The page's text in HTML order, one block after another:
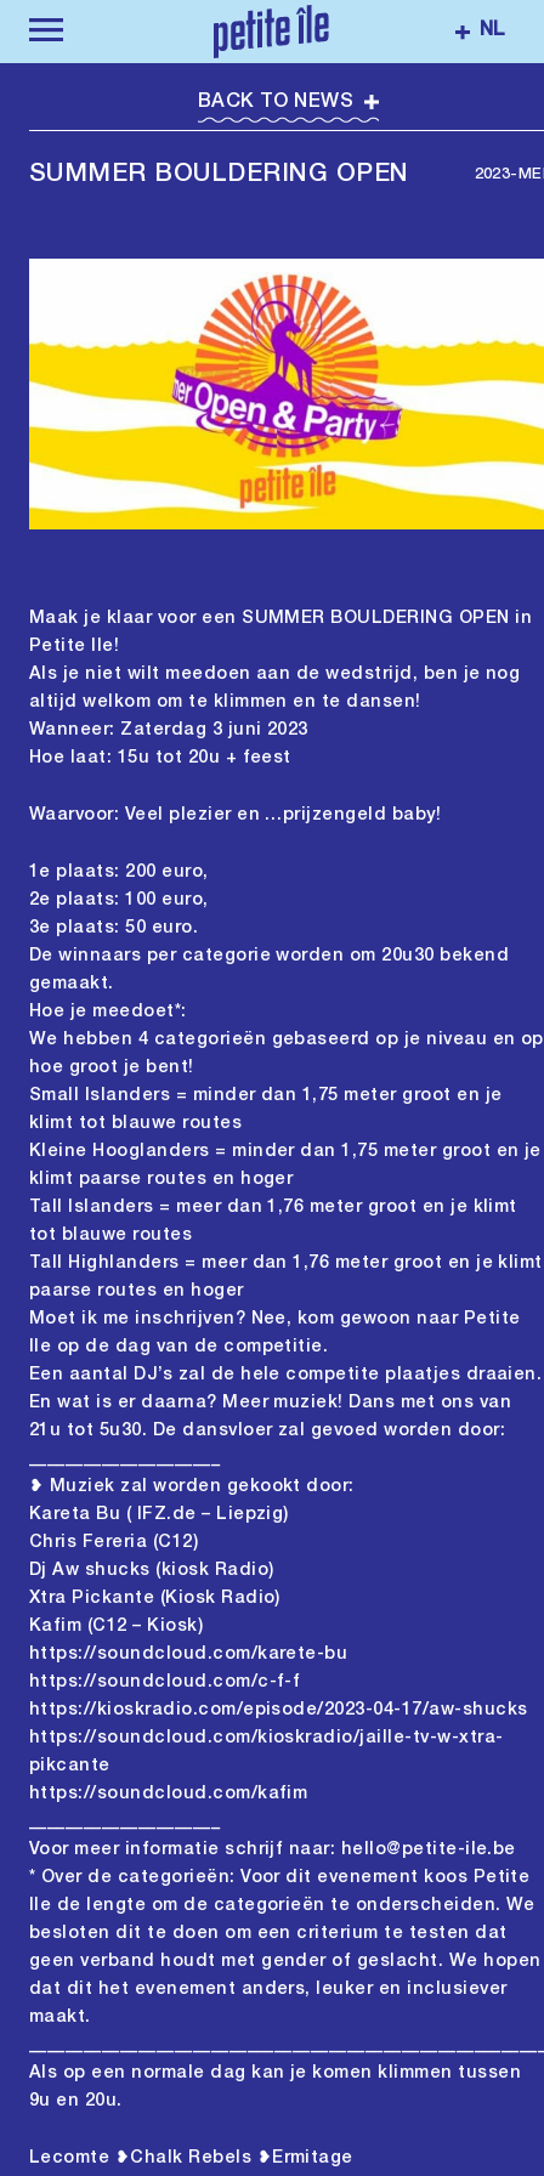
NL
BACK TO NEWS
SUMMER BOULDERING OPEN 2023-
Maak je klaar voor een SUMMER BOULDERING OPEN in
Petite Ile!
Als je niet wilt meedoen aan de wedstrijd, ben je nog
altijd welkom om te klimmen en te dansen!
Wanneer: Zaterdag 3 juni 2023
Hoe laat: 15u tot 20u + feest
Waarvoor: Veel plezier en …prijzengeld baby!
1e plaats: 200 euro,
2e plaats: 100 euro,
3e plaats: 50 euro.
De winnaars per categorie worden om 20u30 bekend
gemaakt.
Hoe je meedoet*:
We hebben 4 categorieën gebaseerd op je niveau en op
hoe groot je bent!
Small Islanders = minder dan 1,75 meter groot en je
klimt tot blauwe routes
Kleine Hooglanders = minder dan 1,75 meter groot en je
klimt paarse routes en hoger
Tall Islanders = meer dan 1,76 meter groot en je klimt
tot blauwe routes
Tall Highlanders = meer dan 1,76 meter groot en je klimt
paarse routes en hoger
Moet ik me inschrijven? Nee, kom gewoon naar Petite
Ile op de dag van de competitie.
Een aantal DJ’s zal de hele competite plaatjes draaien.
En wat is er daarna? Meer muziek! Dans met ons van
21u tot 5u30. De dansvloer zal gevoed worden door:
❥ Muziek zal worden gekookt door:
Kareta Bu ( IFZ.de – Liepzig)
Chris Fereria (C12)
Dj Aw shucks (kiosk Radio)
Xtra Pickante (Kiosk Radio)
Kafim (C12 – Kiosk)
https://soundcloud.com/karete-bu
https://soundcloud.com/c-f-f
https://kioskradio.com/episode/2023-04-17/aw-shucks
https://soundcloud.com/kioskradio/jaille-tv-w-xtra-
pikcante
https://soundcloud.com/kafim
Voor meer informatie schrijf naar: hello@petite-ile.be
* Over de categorieën: Voor dit evenement koos Petite
Ile de lengte om de categorieën te onderscheiden. We
besloten dit te doen om een criterium te testen dat
geen verband houdt met gender of geslacht. We hopen
dat dit het evenement anders, leuker en inclusiever
maakt.
Als op een normale dag kan je komen klimmen tussen
9u en 20u.
Lecomte ❥Chalk Rebels ❥Ermitage